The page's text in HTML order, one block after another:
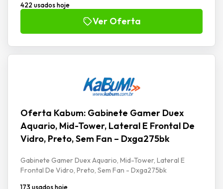
422 usados hoje
Ver Oferta
Oferta Kabum: Gabinete Gamer Duex
Aquario, Mid-Tower, Lateral E Frontal De
Vidro, Preto, Sem Fan – Dxga275bk
Gabinete Gamer Duex Aquario, Mid-Tower, Lateral E
Frontal De Vidro, Preto, Sem Fan - Dxga275bk
173 usados hoje